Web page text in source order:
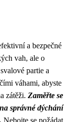
a bezpečné
vah, ale o
partie a
váhami, abyste
zátěži. Zaměřte se
správné dýchání
Nebojte se požádat